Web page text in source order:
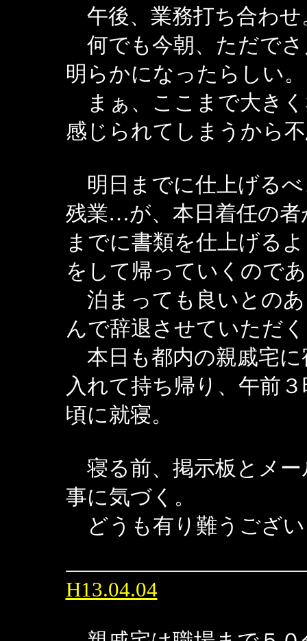
午後、業務打ち合わせ
何でも今朝、ただで
明らかになったらしい。
まぁ、ここまで大き
感じられてしまうから
明日までに仕上げる
残業…が、本日着任の者
までに書類を仕上げる
をして帰っていくので
泊まっても良いとの
んで辞退させていただ
本日も都内の親戚宅に
入れて持ち帰り、午前
頃に就寝。
寝る前、掲示板とメー
事に気づく。
どうも有り難うござ
H13.04.04